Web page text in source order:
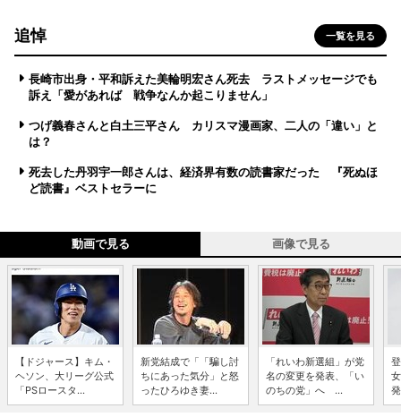
追悼 一覧を見る
長崎市出身・平和訴えた美輪明宏さん死去 ラストメッセージでも
訴え「愛があれば 戦争なんか起こりません」
つげ義春さんと白土三平さん カリスマ漫画家、二人の「違い」と
は？
死去した丹羽宇一郎さんは、経済界有数の読書家だった 『死ぬほ
ど読書』ベストセラーに
動画で見る 画像で見る
【ドジャース】キム・
ヘソン、大リーグ公式
「PSロースタ...
新党結成で「「騙し討
ちにあった気分」と怒
ったひろゆき妻...
「れいわ新選組」が党
名の変更を発表、「い
のちの党」へ ...